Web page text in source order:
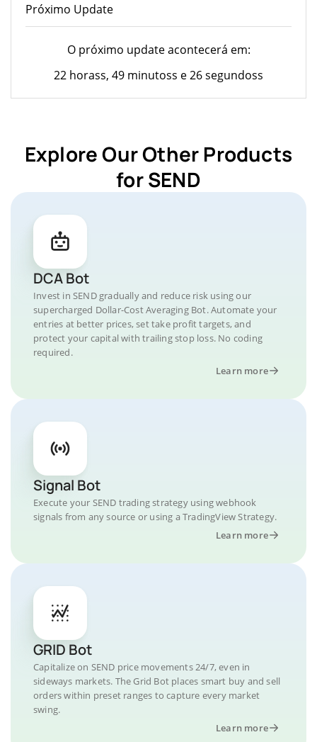
Próximo Update
O próximo update acontecerá em:
22 horass, 49 minutoss e 26 segundoss
Explore Our Other Products
for SEND
DCA Bot
Invest in SEND gradually and reduce risk using our
supercharged Dollar-Cost Averaging Bot. Automate your
entries at better prices, set take profit targets, and
protect your capital with trailing stop loss. No coding
required.
Learn more
Signal Bot
Execute your SEND trading strategy using webhook
signals from any source or using a TradingView Strategy.
Learn more
GRID Bot
Capitalize on SEND price movements 24/7, even in
sideways markets. The Grid Bot places smart buy and sell
orders within preset ranges to capture every market
swing.
Learn more